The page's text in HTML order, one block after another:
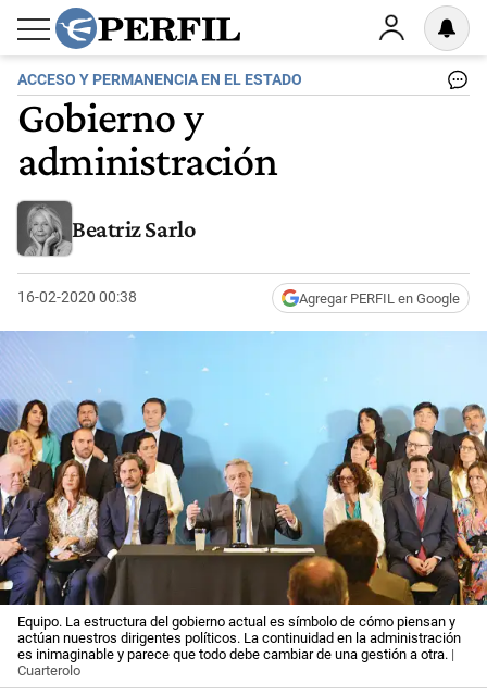
ACCESO Y PERMANENCIA EN EL ESTADO
Gobierno y
administración
Beatriz Sarlo
16-02-2020 00:38 Agregar PERFIL en Google
Equipo. La estructura del gobierno actual es símbolo de cómo piensan y
actúan nuestros dirigentes políticos. La continuidad en la administración
es inimaginable y parece que todo debe cambiar de una gestión a otra. |
Cuarterolo